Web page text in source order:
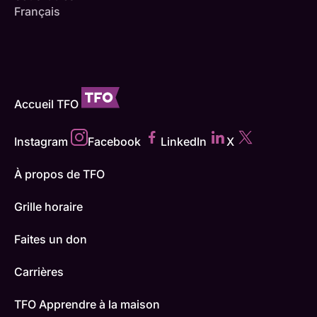
Français
Accueil TFO
Instagram Facebook LinkedIn X
À propos de TFO
Grille horaire
Faites un don
Carrières
TFO Apprendre à la maison